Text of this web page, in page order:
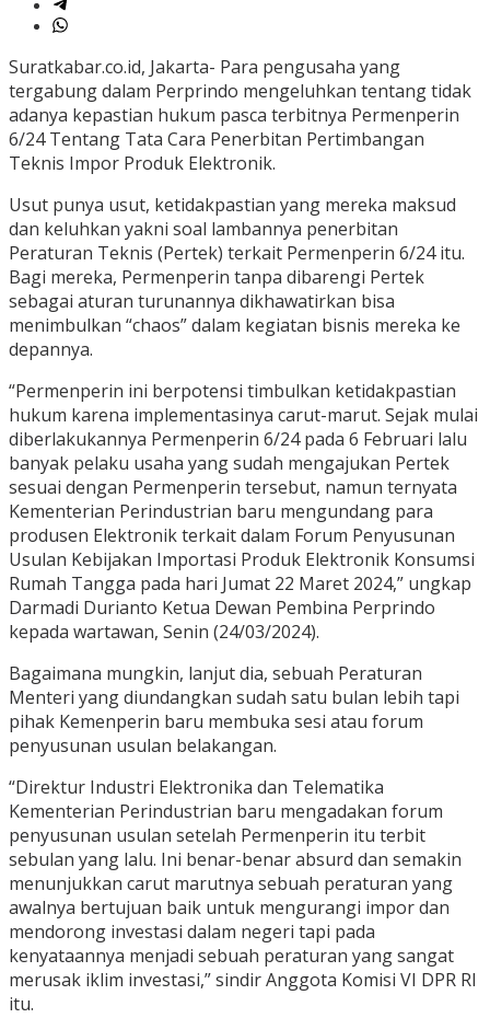
Suratkabar.co.id, Jakarta- Para pengusaha yang
tergabung dalam Perprindo mengeluhkan tentang tidak
adanya kepastian hukum pasca terbitnya Permenperin
6/24 Tentang Tata Cara Penerbitan Pertimbangan
Teknis Impor Produk Elektronik.
Usut punya usut, ketidakpastian yang mereka maksud
dan keluhkan yakni soal lambannya penerbitan
Peraturan Teknis (Pertek) terkait Permenperin 6/24 itu.
Bagi mereka, Permenperin tanpa dibarengi Pertek
sebagai aturan turunannya dikhawatirkan bisa
menimbulkan “chaos” dalam kegiatan bisnis mereka ke
depannya.
“Permenperin ini berpotensi timbulkan ketidakpastian
hukum karena implementasinya carut-marut. Sejak mulai
diberlakukannya Permenperin 6/24 pada 6 Februari lalu
banyak pelaku usaha yang sudah mengajukan Pertek
sesuai dengan Permenperin tersebut, namun ternyata
Kementerian Perindustrian baru mengundang para
produsen Elektronik terkait dalam Forum Penyusunan
Usulan Kebijakan Importasi Produk Elektronik Konsumsi
Rumah Tangga pada hari Jumat 22 Maret 2024,” ungkap
Darmadi Durianto Ketua Dewan Pembina Perprindo
kepada wartawan, Senin (24/03/2024).
Bagaimana mungkin, lanjut dia, sebuah Peraturan
Menteri yang diundangkan sudah satu bulan lebih tapi
pihak Kemenperin baru membuka sesi atau forum
penyusunan usulan belakangan.
“Direktur Industri Elektronika dan Telematika
Kementerian Perindustrian baru mengadakan forum
penyusunan usulan setelah Permenperin itu terbit
sebulan yang lalu. Ini benar-benar absurd dan semakin
menunjukkan carut marutnya sebuah peraturan yang
awalnya bertujuan baik untuk mengurangi impor dan
mendorong investasi dalam negeri tapi pada
kenyataannya menjadi sebuah peraturan yang sangat
merusak iklim investasi,” sindir Anggota Komisi VI DPR RI
itu.